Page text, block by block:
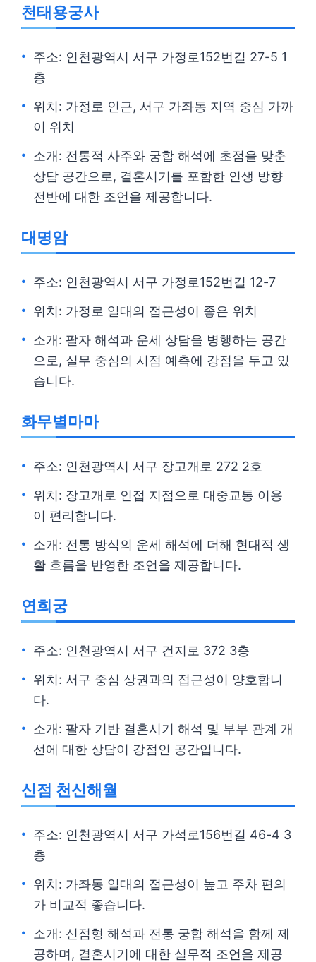
천태용궁사
주소: 인천광역시 서구 가정로152번길 27-5 1
층
위치: 가정로 인근, 서구 가좌동 지역 중심 가까
이 위치
소개: 전통적 사주와 궁합 해석에 초점을 맞춘
상담 공간으로, 결혼시기를 포함한 인생 방향
전반에 대한 조언을 제공합니다.
대명암
주소: 인천광역시 서구 가정로152번길 12-7
위치: 가정로 일대의 접근성이 좋은 위치
소개: 팔자 해석과 운세 상담을 병행하는 공간
으로, 실무 중심의 시점 예측에 강점을 두고 있
습니다.
화무별마마
주소: 인천광역시 서구 장고개로 272 2호
위치: 장고개로 인접 지점으로 대중교통 이용
이 편리합니다.
소개: 전통 방식의 운세 해석에 더해 현대적 생
활 흐름을 반영한 조언을 제공합니다.
연희궁
주소: 인천광역시 서구 건지로 372 3층
위치: 서구 중심 상권과의 접근성이 양호합니
다.
소개: 팔자 기반 결혼시기 해석 및 부부 관계 개
선에 대한 상담이 강점인 공간입니다.
신점 천신해월
주소: 인천광역시 서구 가석로156번길 46-4 3
층
위치: 가좌동 일대의 접근성이 높고 주차 편의
가 비교적 좋습니다.
소개: 신점형 해석과 전통 궁합 해석을 함께 제
공하며, 결혼시기에 대한 실무적 조언을 제공